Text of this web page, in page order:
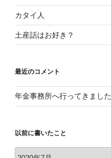
カタイ人
土産話はお好き？
最近のコメント
年金事務所へ行ってきました
以前に書いたこと